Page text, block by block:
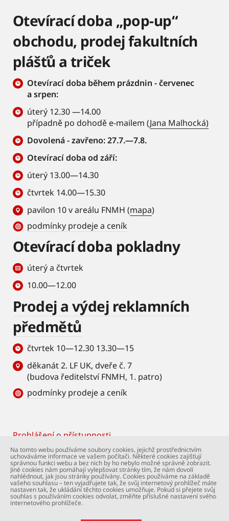
Otevírací doba „pop-up“
obchodu, prodej fakultních
plášťů a triček
Otevírací doba během prázdnin - červenec
a srpen:
úterý 12.30 —14.00
případně po dohodě e-mailem (Jana Malhocká)
Dovolená - zavřeno: 27.7.—7.8.
Otevírací doba od září:
úterý 13.00—14.30
čtvrtek 14.00—15.30
pavilon 10 v areálu FNMH (mapa)
podmínky prodeje a ceník
Otevírací doba pokladny
úterý a čtvrtek
10.00—12.00
Prodej a výdej reklamních
předmětů
čtvrtek 10—12.30 13.30—15
děkanát 2. LF UK, dveře č. 7
(budova ředitelství FNMH, 1. patro)
podmínky prodeje a ceník
Footer
Prohlášení o přístupnosti
© Univerzita Karlova – 2. lékařská fakulta. Všechna
práva vyhrazena. Foto: 2. LF a Shutterstock.com.
Podpora webu:webmaster@lfmotol.cuni.cz
Na tomto webu používáme soubory cookies, jejichž prostřednictvím
uchováváme informace ve vašem počítači. Některé cookies zajišťují
správnou funkci webu a bez nich by ho nebylo možné správně zobrazit.
Jiné cookies nám pomáhají vylepšovat stránky tím, že nám dovolí
nahlédnout, jak jsou stránky používány. Cookies používáme na základě
vašeho souhlasu – ten vyjadřujete tak, že svůj internetový prohlížeč máte
nastaven tak, že ukládání těchto cookies umožňuje. Pokud si přejete svůj
souhlas s používáním cookies odvolat, změňte příslušné nastavení svého
internetového prohlížeče.